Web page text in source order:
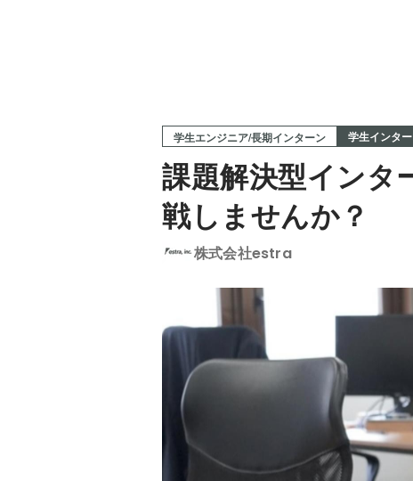
学生エンジニア/長期インターン 学生インタ
課題解決型インタ
戦しませんか？
株式会社estra